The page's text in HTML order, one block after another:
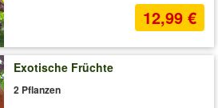
12,99 €
Exotische Früchte
2 Pflanzen